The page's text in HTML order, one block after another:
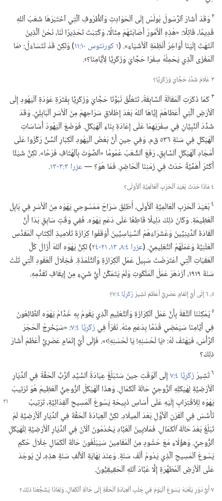
٢وَقَدْ أَشَارَ ٱلرَّسُولُ بُولُسُ إِلَى ٱلْحَوَادِثِ وَٱلظُّرُوفِ ٱلَّتِي ٱخْتَبَرَهَا شَعْبُ ٱللهِ
قَدِيمًا،‏ قَائِلًا:‏ «هٰذِهِ ٱلْأُمُورُ أَصَابَتْهُمْ مِثَالًا،‏ وَكُتِبَتْ تَحْذِيرًا لَنَا،‏ نَحْنُ ٱلَّذِينَ
ٱنْتَهَتْ إِلَيْنَا أَوَاخِرُ أَنْظِمَةِ ٱلْأَشْيَاءِ».‏ (‏١ كورنثوس ١٠:‏١١
‏)‏ وَلكِنْ قَدْ تَتَسَاءَلُ:‏ ‹مَا
ٱلْمَغْزَى ٱلَّذِي يَحْمِلُهُ سِفْرَا حَجَّايَ وَزَكَرِيَّا لِأَيَّامِنَا؟‏›.‏
٣ عَلَامَ شَدَّدَ حَجَّايُ وَزَكَرِيَّا؟‏
٣كَمَا ذَكَرَتِ ٱلْمَقَالَةُ ٱلسَّابِقَةُ،‏ تَتَعَلَّقُ نُبُوَّتَا حَجَّايَ وَزَكَرِيَّا بِفَتْرَةِ عَوْدَةِ ٱلْيَهُودِ إِلَى
ٱلْأَرْضِ ٱلَّتِي أَعْطَاهُمْ إِيَّاهَا ٱللهُ بَعْدَ إِطْلَاقِ سَرَاحِهِمْ مِنَ ٱلْأَسْرِ ٱلْبَابِلِيِّ.‏ وَقَدْ
شَدَّدَ ٱلنَّبِيَّانِ فِي سِفْرَيْهِمَا عَلَى إِعَادَةِ بِنَاءِ ٱلْهَيْكَلِ.‏ فَوَضَعَ ٱلْيَهُودُ أَسَاسَاتِ
ٱلْهَيْكَلِ فِي سَنَةِ ٥٣٦ ق‌م.‏ وَفِي حِينِ أَنَّ بَعْضَ ٱلْيَهُودِ ٱلْكِبَارِ ٱلسِّنِّ رَكَّزُوا عَلَى
أَمْجَادِ ٱلْهَيْكَلِ ٱلسَّابِقِ،‏ رَفَعَ ٱلشَّعْبُ عُمُومًا «ٱلصَّوْتَ بِٱلْهُتَافِ فَرَحًا».‏ لكِنَّ شَيْئًا
أَكْثَرَ أَهَمِّيَّةً حَدَثَ فِي زَمَنِنَا ٱلْحَاضِرِ.‏ فَمَا هُوَ؟‏ —‏عزرا ٣:‏٣-‏١٣ ‏.‏
٤ مَاذَا حَدَثَ بُعَيْدَ ٱلْحَرْبِ ٱلْعَالَمِيَّةِ ٱلْأُولَى؟‏
٤بُعَيْدَ ٱلْحَرْبِ ٱلْعَالَمِيَّةِ ٱلْأُولَى،‏ أُطْلِقَ سَرَاحُ مَمْسُوحِي يَهْوَه مِنَ ٱلْأَسْرِ فِي بَابِلَ
ٱلْعَظِيمَةِ.‏ وَكَانَ ذلِكَ دَلِيلًا قَاطِعًا عَلَى دَعْمِ يَهْوَه.‏ فَفِي وَقْتٍ سَابِقٍ بَدَا أَنَّ
ٱلْقَادَةَ ٱلدِّينِيِّينَ وَعُشَرَاءَهُمُ ٱلسِّيَاسِيِّينَ أَوْقَفُوا كِرَازَةَ تَلَامِيذِ ٱلْكِتَابِ ٱلْمُقَدَّسِ
ٱلْعَلَنِيَّةَ وَعَمَلَهُمُ ٱلتَّعْلِيمِيَّ.‏ (‏عزرا ٤:‏٨،‏
‏)‏ لكِنَّ يَهْوَه ٱللهَ أَزَالَ كُلَّ
ٱلْعَقَبَاتِ ٱلَّتِي ٱعْتَرَضَتْ سَبِيلَ عَمَلِ ٱلْكِرَازَةِ وَٱلتَّلْمَذَةِ.‏ فَخِلَالَ ٱلْعُقُودِ ٱلَّتِي تَلَتْ
سَنَةَ ١٩١٩،‏ ٱزْدَهَرَ عَمَلُ ٱلْمَلَكُوتِ وَلَمْ يَتَمَكَّنْ أَيُّ شَيْءٍ مِنْ إِيقَافِ تَقَدُّمِهِ.‏
٥،‏ ٦ إِلَى أَيِّ إِتْمَامٍ عَصْرِيٍّ أَعْظَمَ تُشِيرُ زَكَرِيَّا ٤:‏٧
‏؟‏
٥يُمْكِنُنَا ٱلثِّقَةُ بِأَنَّ عَمَلَ ٱلْكِرَازَةِ وَٱلتَّعْلِيمِ ٱلَّذِي يَقُومُ بِهِ خُدَّامُ يَهْوَه ٱلطَّائِعُونَ
فِي أَيَّامِنَا سَيَمْضِي قُدُمًا بِدَعْمٍ مِنْهُ.‏ نَقْرَأُ فِيزَكَرِيَّا ٤:‏٧
‏:‏ «سَيُخْرِجُ ٱلْحَجَرَ
ٱلرَّأْسَ،‏ فَيُهْتَفُ لَهُ:‏ ‹يَا لَحُسْنِهِ!‏ يَا لَحُسْنِهِ!‏›».‏ فَإِلَى أَيِّ إِتْمَامٍ عَصْرِيٍّ أَعْظَمَ أَشَارَ
ذلِكَ؟‏
٦تُشِيرُزَكَرِيَّا ٤:‏٧
إِلَى ٱلْوَقْتِ حِينَ سَتَبْلُغُ عِبَادَةُ ٱلسَّيِّدِ ٱلرَّبِّ ٱلْحَقَّةُ فِي ٱلدِّيَارِ
ٱلْأَرْضِيَّةِ لِهَيْكَلِهِ ٱلرُّوحِيِّ حَالَةَ ٱلْكَمَالِ.‏ وَهذَا ٱلْهَيْكَلُ ٱلرُّوحِيُّ ٱلْعَظِيمُ هُوَ تَرْتِيبُ
يَهْوَه لِلِٱقْتِرَابِ إِلَيْهِ عَلَى أَسَاسِ ذَبِيحَةِ يَسُوعَ ٱلْمَسِيحِٱلْفِدَائِيَّةِ،‏ تَرْتِيبٌ
تَأَسَّسَ فِي ٱلْقَرْنِ ٱلْأَوَّلِ بَعْدَ ٱلْمِيلَادِ.‏ لكِنَّ ٱلْعِبَادَةَ ٱلْحَقَّةَ فِي ٱلدِّيَارِ ٱلْأَرْضِيَّةِ لَمْ
تَبْلُغْ بَعْدُحَالَةَ ٱلْكَمَالِ.‏ فَمَلَايِينُ ٱلْعُبَّادِ يَخْدُمُونَ ٱلْآنَ فِي ٱلدِّيَارِ ٱلْأَرْضِيَّةِ لِلْهَيْكَلِ
ٱلرُّوحِيِّ.‏ وَهؤُلَاءِ مَعَ حُشُودٍ مِنَ ٱلْمُقَامِينَ سَيَبْلُغُونَ حَالَةَ ٱلْكَمَالِ خِلَالَ حُكْمِ
يَسُوعَ ٱلْمَسِيحِ ٱلَّذِي يَدُومُ أَلْفَ سَنَةٍ.‏ وَعِنْدَ نِهَايَةِ ٱلْأَلْفِ سَنَةٍ هذِهِ،‏ لَنْ يُوجَدَ
عَلَى ٱلْأَرْضِ ٱلْمُطَهَّرَةِ إِلَّا عُبَّادُ ٱللهِ ٱلْحَقِيقِيُّونَ.‏
٧ أَيُّ دَوْرٍ يَلْعَبُهُ يَسُوعُ ٱلْيَوْمَ فِي جَلْبِ ٱلْعِبَادَةِ ٱلْحَقَّةِ إِلَى حَالَةِ ٱلْكَمَالِ،‏ وَلِمَاذَا يُشَجِّعُنَا ذلِكَ؟‏